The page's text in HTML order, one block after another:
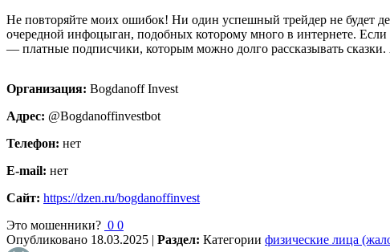
Не повторяйте моих ошибок! Ни один успешный трейдер не будет
очередной инфоцыган, подобных которому много в интернете.
— платные подписчики, которым можно долго рассказывать
Организация: Bogdanoff Invest
Адрес: @Bogdanoffinvestbot
Телефон: нет
E-mail: нет
Сайт: https://dzen.ru/bogdanoffinvest
Это мошенники? 0 0
Опубликовано 18.03.2025 | Раздел: Категории физические лица